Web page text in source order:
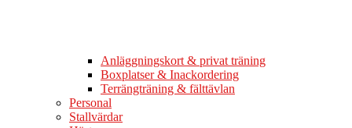
Anläggningskort & privat träning
Boxplatser & Inackordering
Terrängträning & fälttävlan
Personal
Stallvärdar